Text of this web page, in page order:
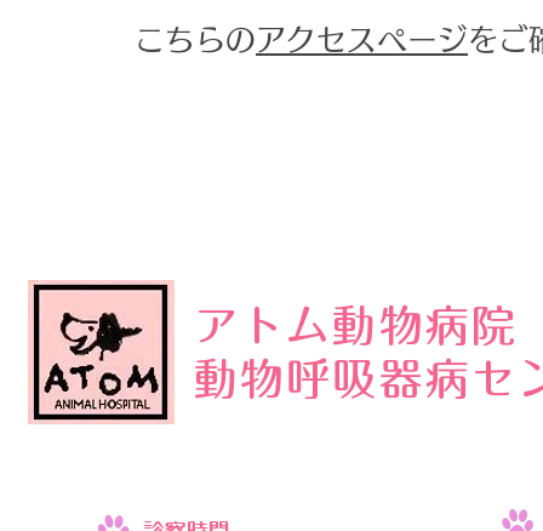
こちらのアクセスページをご
アトム動物病院
動物呼吸器病セ